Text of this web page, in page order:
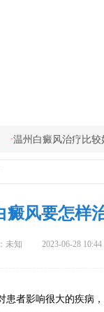
·温州白癜风治疗比较
癜风要怎样
未知 2023-06-28 10:44
患者影响很大的疾病